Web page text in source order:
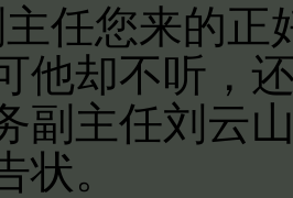
您来的正
他却不听，
副主任刘云
状。